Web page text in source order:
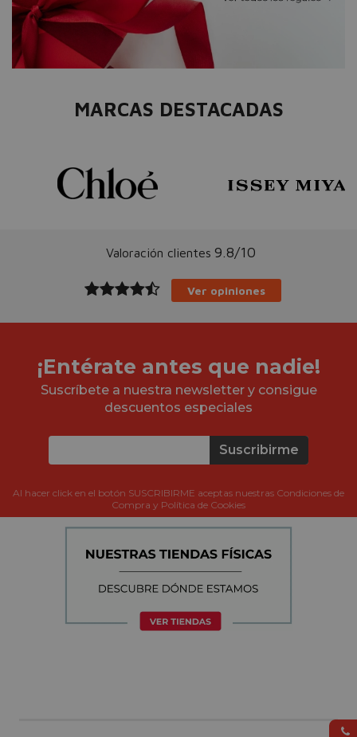
MARCAS DESTACADAS
Valoración clientes 9.8/10
Ver opiniones
¡Entérate antes que nadie!
Suscríbete a nuestra newsletter y consigue
descuentos especiales
Suscribirme
Al hacer click en el botón SUSCRIBIRME aceptas nuestras Condiciones de
Compra y Política de Cookies